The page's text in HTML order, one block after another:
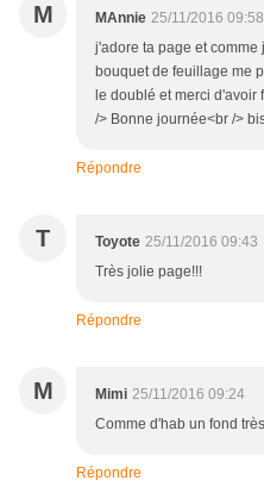
M MAnnie 25/11/2016 09:58
j'adore ta page et comme
bouquet de feuillage me
le doublé et merci d'avoir
/> Bonne journée<br />
Répondre
T Toyote 25/11/2016 09:43
Très jolie page!!!
Répondre
M Mimi 25/11/2016 09:24
Comme d'hab un fond
Répondre